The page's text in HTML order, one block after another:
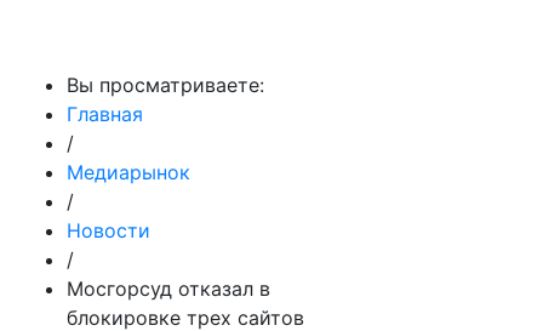
Вы просматриваете:
Главная
/
Медиарынок
/
Новости
/
Мосгорсуд отказал в
блокировке трех сайтов